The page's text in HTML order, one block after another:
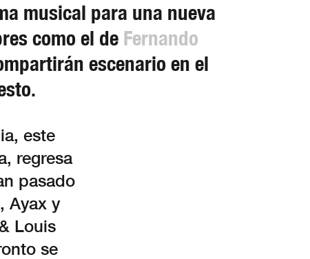
musical para una nueva
como el de Fernando
escenario en el
este
regresa
pasado
Ayax y
Louis
se